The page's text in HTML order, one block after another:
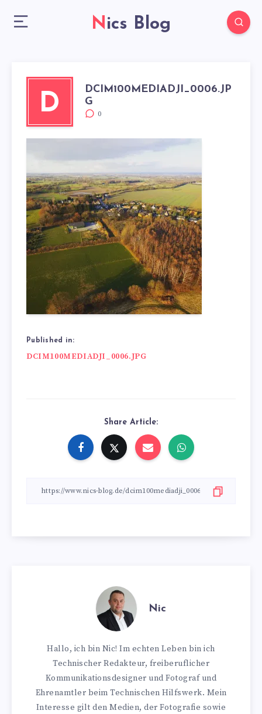
Nics Blog
D
DCIM100MEDIADJI_0006.JP
G
0
Published in:
Beitragsnavigation
DCIM100MEDIADJI_0006.JPG
Share Article:
Nic
Hallo, ich bin Nic! Im echten Leben bin ich
Technischer Redakteur, freiberuflicher
Kommunikationsdesigner und Fotograf und
Ehrenamtler beim Technischen Hilfswerk. Mein
Interesse gilt den Medien, der Fotografie sowie